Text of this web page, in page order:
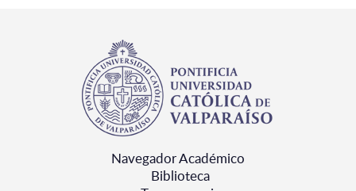
Navegador Académico
Biblioteca